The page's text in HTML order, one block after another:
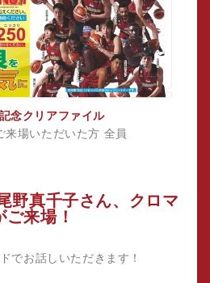
念クリアファイル
場いただいた方 全員
野真千子さん、クロマ
来場！
でお話しいただきます！